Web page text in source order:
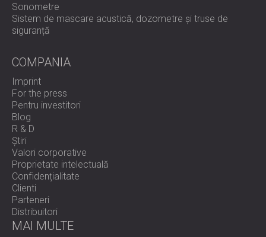
Sonometre
Sistem de mascare acustică, dozometre și truse de
siguranță
COMPANIA
Imprint
For the press
Pentru investitori
Blog
R & D
Știri
Valori corporative
Proprietate intelectuală
Confidențialitate
Clienti
Parteneri
Distribuitori
MAI MULTE